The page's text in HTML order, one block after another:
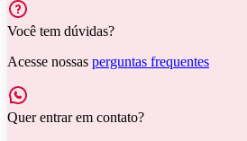
Você tem dúvidas?
Acesse nossas perguntas frequentes
Quer entrar em contato?